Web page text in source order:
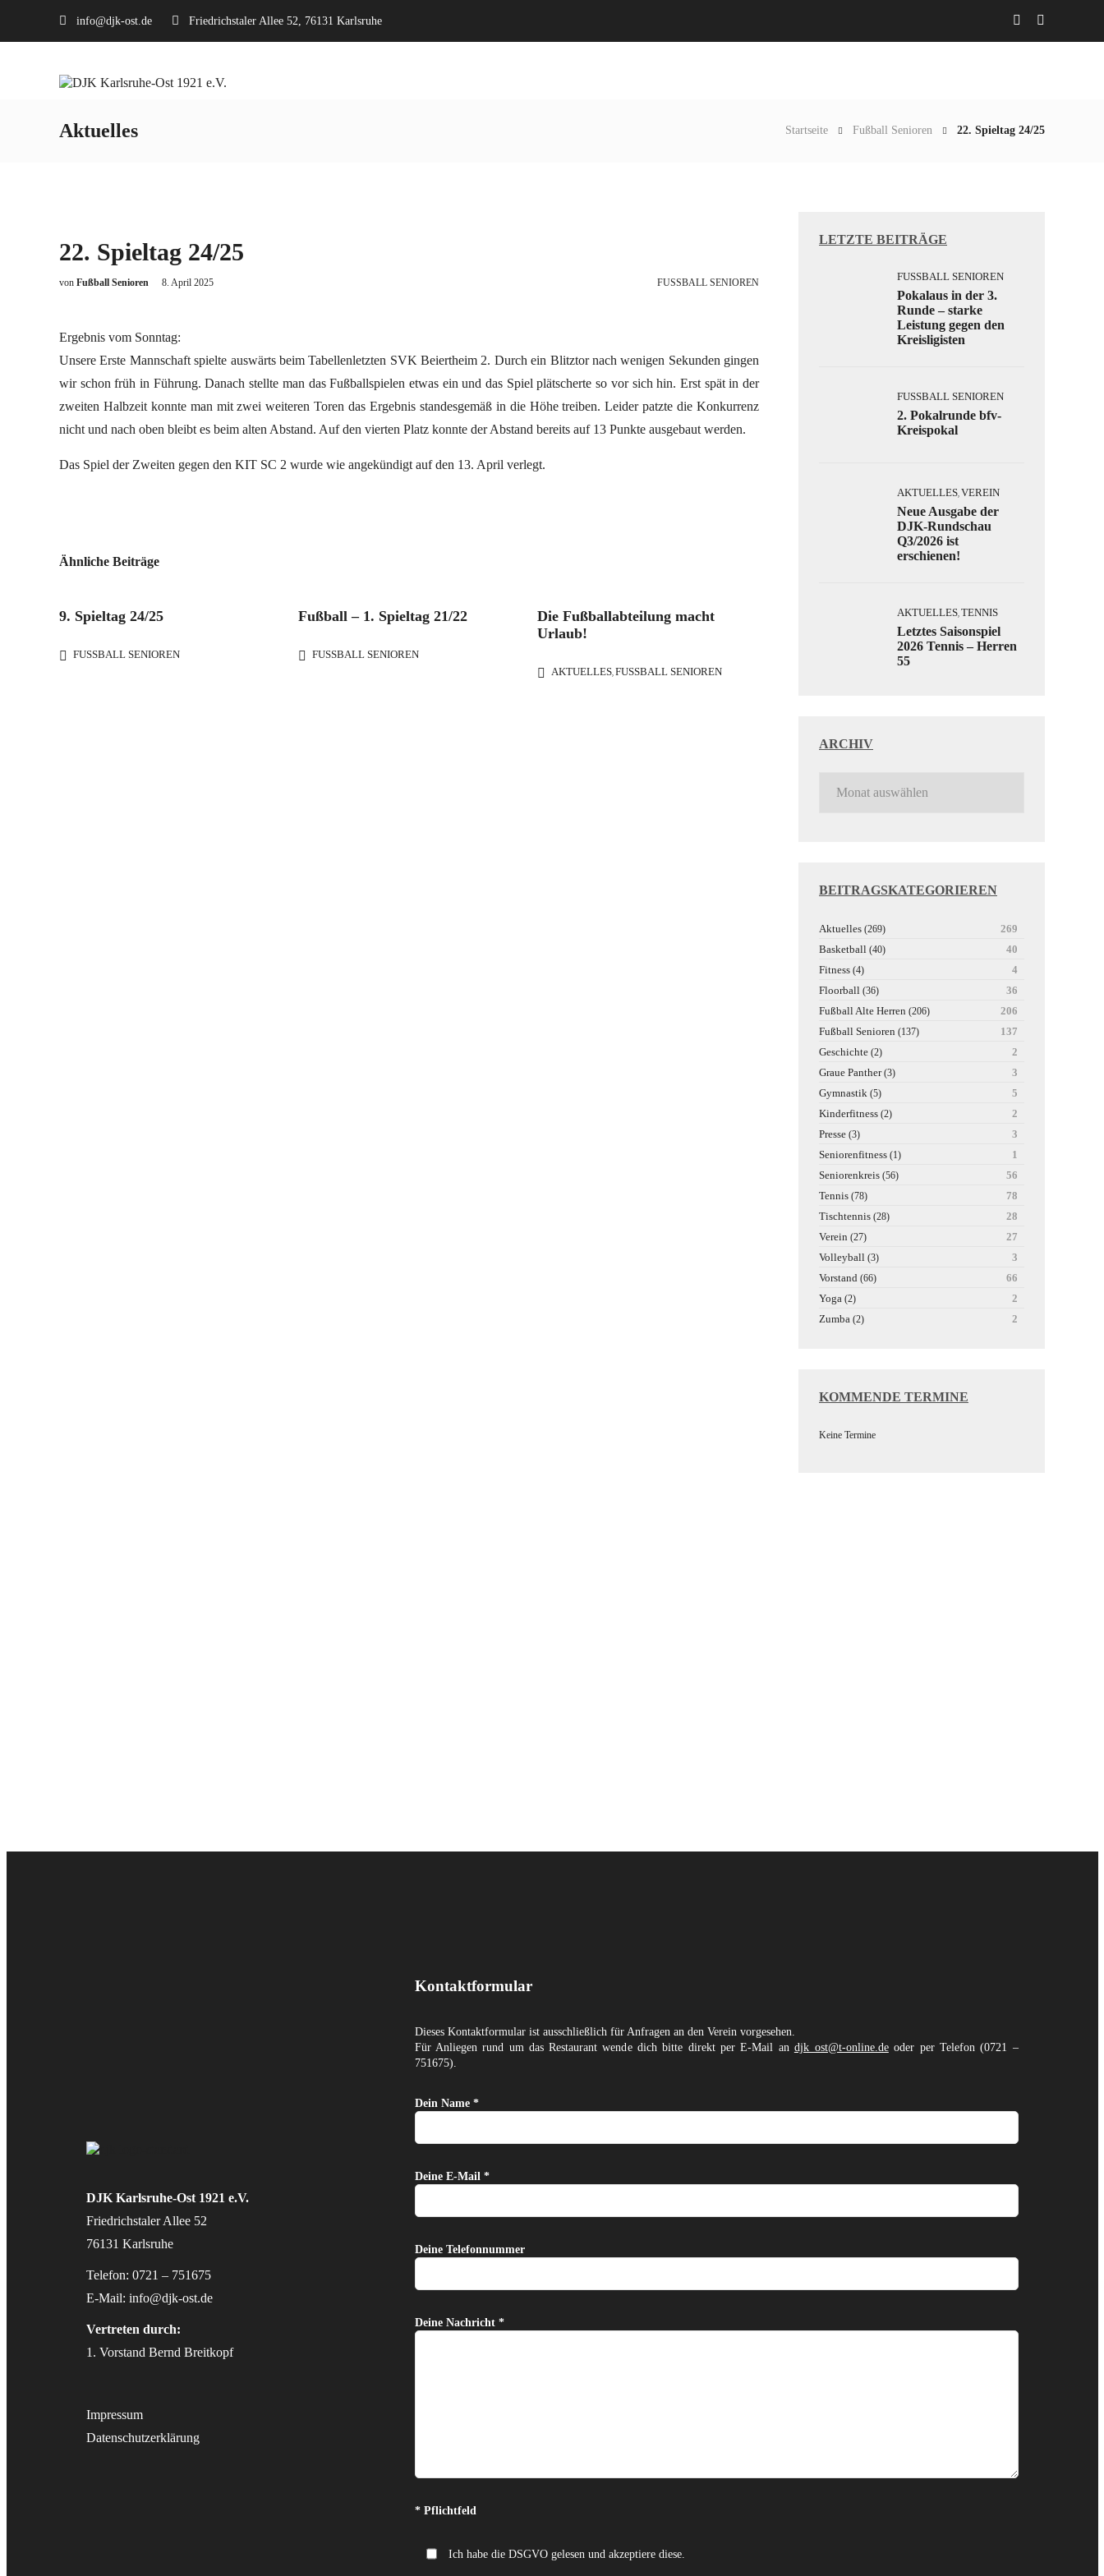
info@djk-ost.de Friedrichstaler Allee 52, 76131 Karlsruhe
Aktuelles Startseite Fußball Senioren 22. Spieltag 24/25
22. Spieltag 24/25
von Fußball Senioren 8. April 2025 FUSSBALL SENIOREN
Ergebnis vom Sonntag:
Unsere Erste Mannschaft spielte auswärts beim Tabellenletzten SVK Beiertheim 2. Durch ein Blitztor nach wenigen Sekunden gingen
wir schon früh in Führung. Danach stellte man das Fußballspielen etwas ein und das Spiel plätscherte so vor sich hin. Erst spät in der
zweiten Halbzeit konnte man mit zwei weiteren Toren das Ergebnis standesgemäß in die Höhe treiben. Leider patzte die Konkurrenz
nicht und nach oben bleibt es beim alten Abstand. Auf den vierten Platz konnte der Abstand bereits auf 13 Punkte ausgebaut werden.
Das Spiel der Zweiten gegen den KIT SC 2 wurde wie angekündigt auf den 13. April verlegt.
Ähnliche Beiträge
9. Spieltag 24/25
FUSSBALL SENIOREN
Fußball – 1. Spieltag 21/22
FUSSBALL SENIOREN
Die Fußballabteilung macht
Urlaub!
AKTUELLES,FUSSBALL SENIOREN
LETZTE BEITRÄGE
FUSSBALL SENIOREN
Pokalaus in der 3.
Runde – starke
Leistung gegen den
Kreisligisten
FUSSBALL SENIOREN
2. Pokalrunde bfv-
Kreispokal
AKTUELLES, VEREIN
Neue Ausgabe der
DJK-Rundschau
Q3/2026 ist
erschienen!
AKTUELLES, TENNIS
Letztes Saisonspiel
2026 Tennis – Herren
55
ARCHIV
BEITRAGSKATEGORIEREN
Aktuelles (269)
269
Basketball (40)
40
Fitness (4)
4
Floorball (36)
36
Fußball Alte Herren (206)
206
Fußball Senioren (137)
137
Geschichte (2)
2
Graue Panther(3)
3
Gymnastik (5)
5
Kinderfitness (2)
2
Presse (3)
3
Seniorenfitness (1)
1
Seniorenkreis (56)
56
Tennis (78)
78
Tischtennis (28)
28
Verein (27)
27
Volleyball (3)
3
Vorstand (66)
66
Yoga (2)
2
Zumba (2) 2
KOMMENDE TERMINE
Keine Termine
DJK Karlsruhe-Ost 1921 e.V.
Friedrichstaler Allee 52
76131 Karlsruhe
Telefon: 0721 – 751675
E-Mail: info@djk-ost.de
Vertreten durch:
1. Vorstand Bernd Breitkopf
Impressum
Datenschutzerklärung
Kontaktformular
Dieses Kontaktformular ist ausschließlich für Anfragen an den Verein vorgesehen.
Für Anliegen rund um das Restaurant wende dich bitte direkt per E-Mail an djk_ost@t-online.deoder per Telefon (0721 –
751675).
Dein Name *
Deine E-Mail *
Deine Telefonnummer
Deine Nachricht *
Bitte lasse dieses Feld leer.
* Pflichtfeld
Ich habe die DSGVO gelesen und akzeptiere diese.